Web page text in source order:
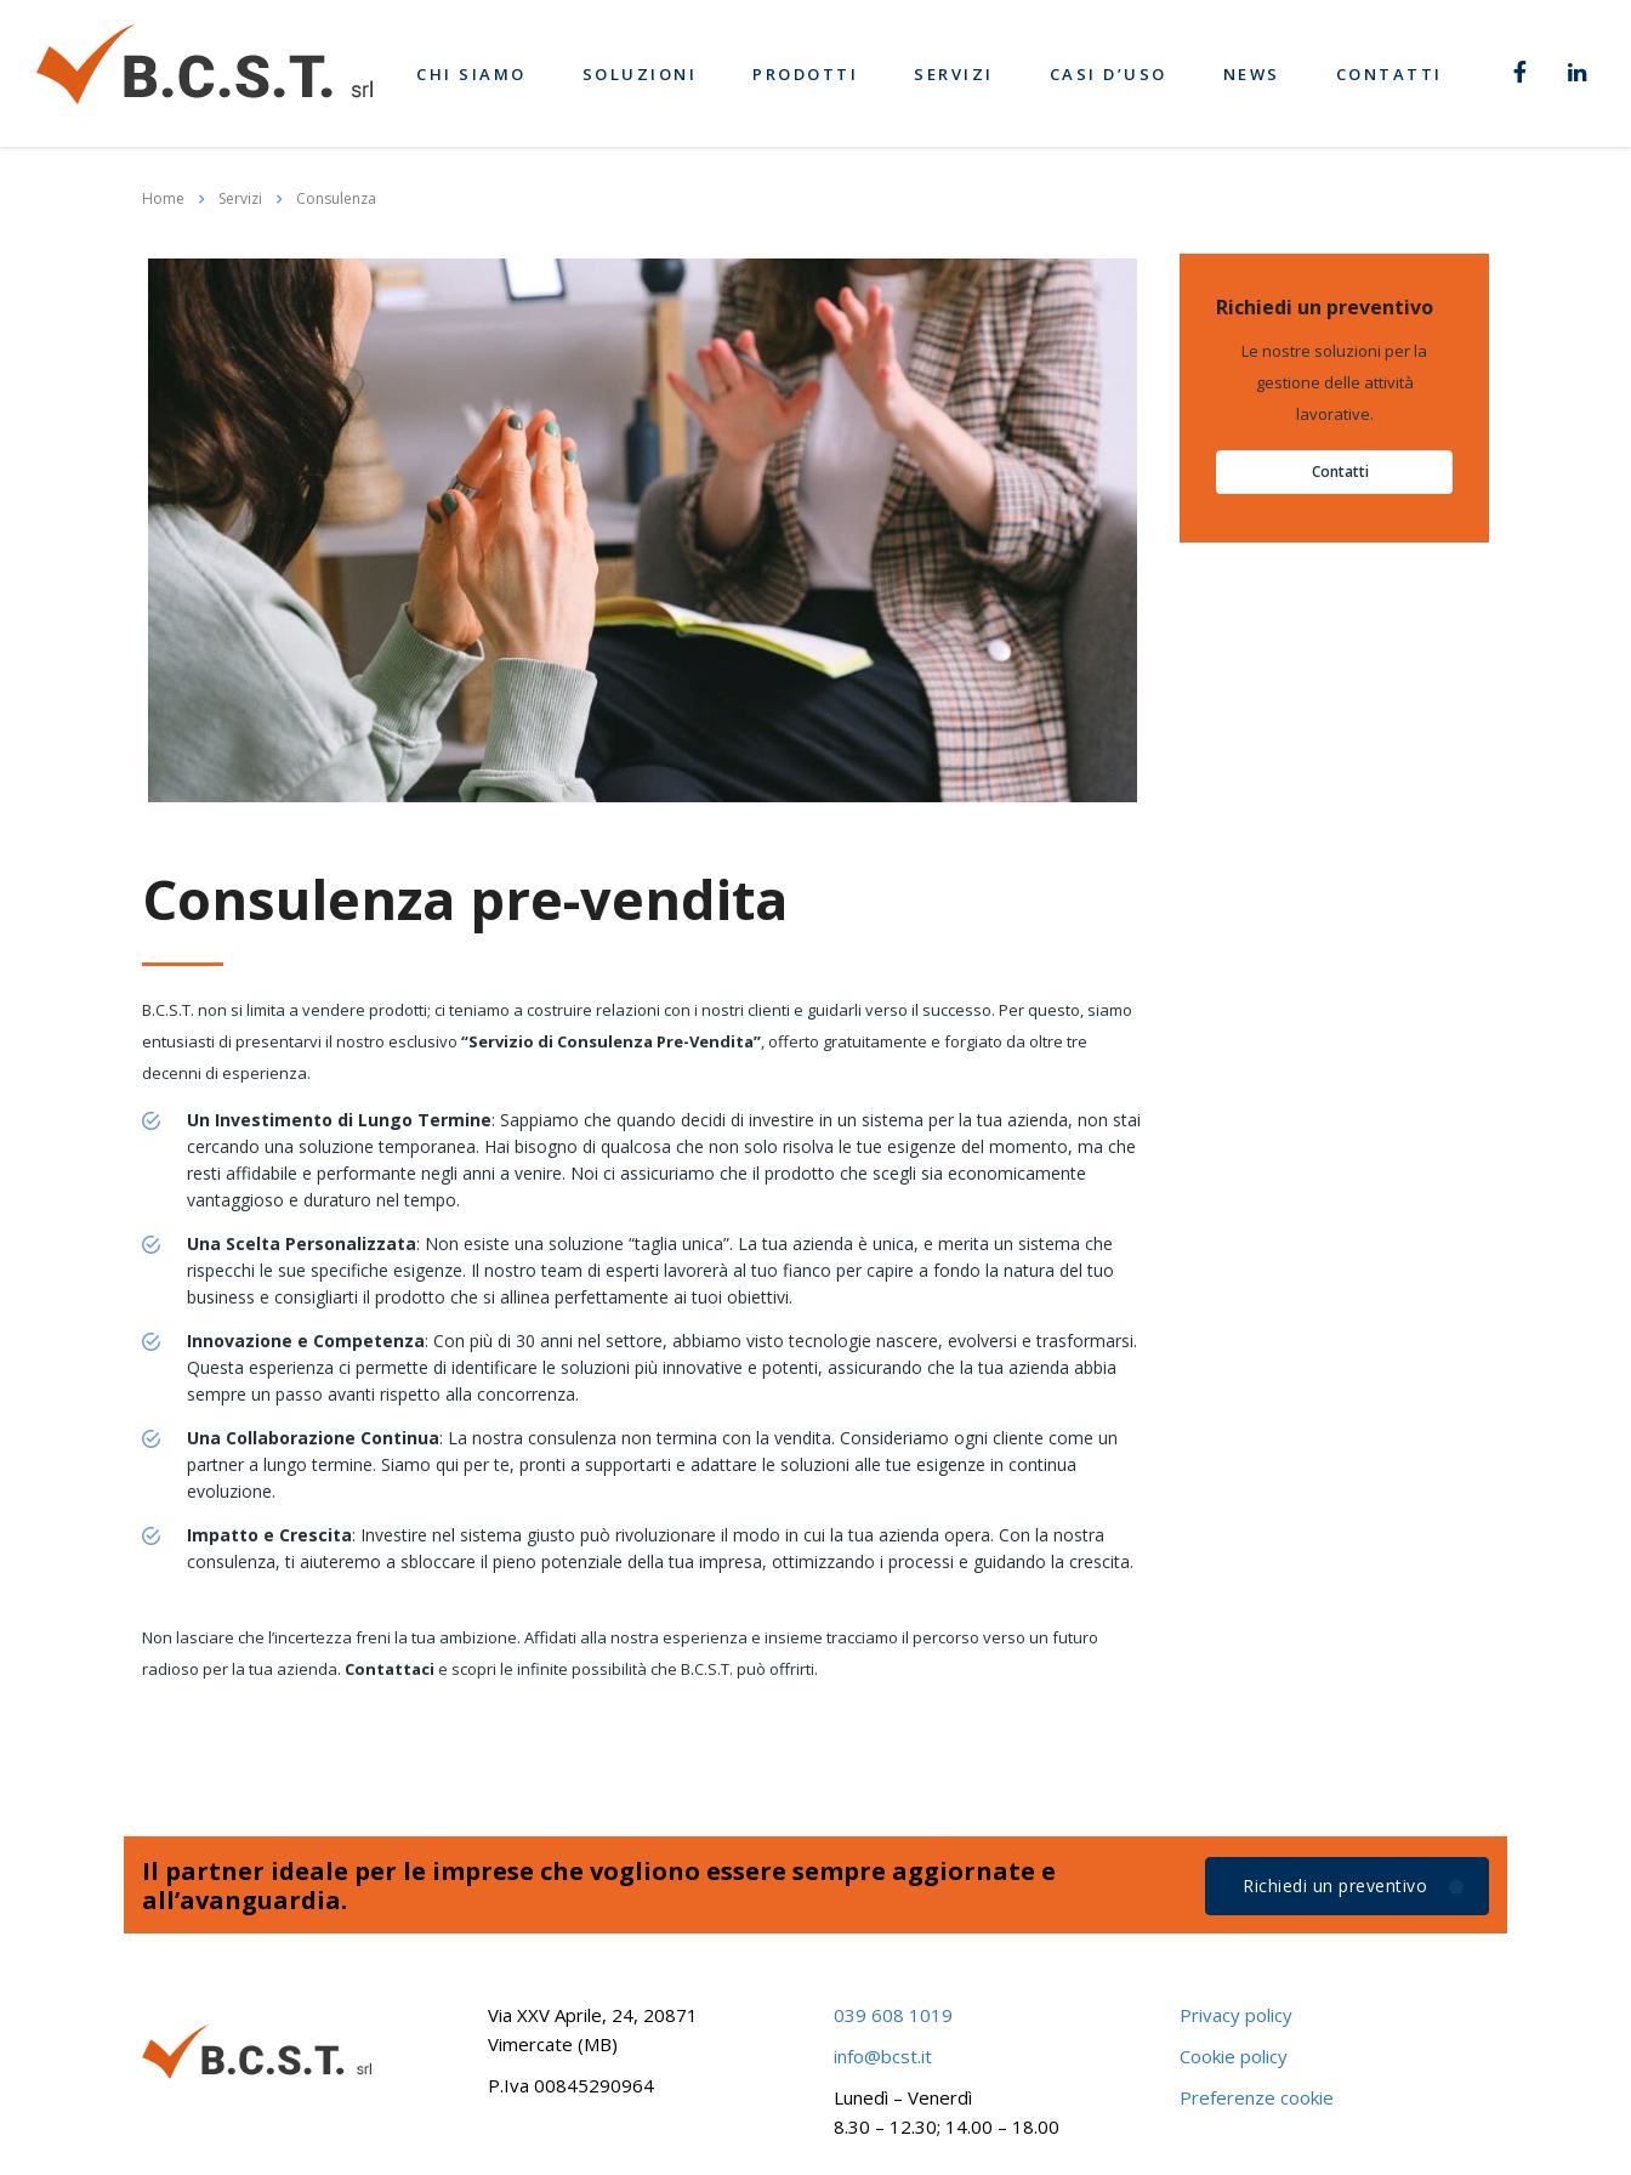
CHI SIAMO SOLUZIONI PRODOTTI SERVIZI CASI D’USO NEWS CONTATTI
Home Servizi Consulenza
Consulenza pre-vendita
B.C.S.T. non si limita a vendere prodotti; ci teniamo a costruire relazioni con i nostri clienti e guidarli verso il successo. Per questo, siamo
entusiasti di presentarvi il nostro esclusivo “Servizio di Consulenza Pre-Vendita”, offerto gratuitamente e forgiato da oltre tre
decenni di esperienza.
Un Investimento di Lungo Termine: Sappiamo che quando decidi di investire in un sistema per la tua azienda, non stai
cercando una soluzione temporanea. Hai bisogno di qualcosa che non solo risolva le tue esigenze del momento, ma che
resti affidabile e performante negli anni a venire. Noi ci assicuriamo che il prodotto che scegli sia economicamente
vantaggioso e duraturo nel tempo.
Una Scelta Personalizzata: Non esiste una soluzione “taglia unica”. La tua azienda è unica, e merita un sistema che
rispecchi le sue specifiche esigenze. Il nostro team di esperti lavorerà al tuo fianco per capire a fondo la natura del tuo
business e consigliarti il prodotto che si allinea perfettamente ai tuoi obiettivi.
Innovazione e Competenza: Con più di 30 anni nel settore, abbiamo visto tecnologie nascere, evolversi e trasformarsi.
Questa esperienza ci permette di identificare le soluzioni più innovative e potenti, assicurando che la tua azienda abbia
sempre un passo avanti rispetto alla concorrenza.
Una Collaborazione Continua: La nostra consulenza non termina con la vendita. Consideriamo ogni cliente come un
partner a lungo termine. Siamo qui per te, pronti a supportarti e adattare le soluzioni alle tue esigenze in continua
evoluzione.
Impatto e Crescita: Investire nel sistema giusto può rivoluzionare il modo in cui la tua azienda opera. Con la nostra
consulenza, ti aiuteremo a sbloccare il pieno potenziale della tua impresa, ottimizzando i processi e guidando la crescita.
Non lasciare che l’incertezza freni la tua ambizione. Affidati alla nostra esperienza e insieme tracciamo il percorso verso un futuro
radioso per la tua azienda. Contattaci e scopri le infinite possibilità che B.C.S.T. può offrirti.
Richiedi un preventivo
Le nostre soluzioni per la
gestione delle attività
lavorative.
Contatti
Il partner ideale per le imprese che vogliono essere sempre aggiornate e
all’avanguardia.
Richiedi un preventivo
Via XXV Aprile, 24, 20871
Vimercate (MB)
P.Iva 00845290964
039 608 1019
info@bcst.it
Lunedì – Venerdì
8.30 – 12.30; 14.00 – 18.00
Privacy policy
Cookie policy
Preferenze cookie